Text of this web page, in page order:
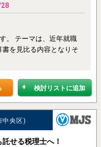
。 テーマは、近年就職
を見比る内容となりそ
検討リストに追加
中央区)
託せる税理士へ！